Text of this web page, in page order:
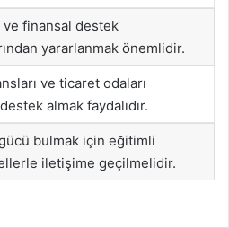
finansal destek
yararlanmak önemlidir.
ve ticaret odaları
almak faydalıdır.
bulmak için eğitimli
iletişime geçilmelidir.